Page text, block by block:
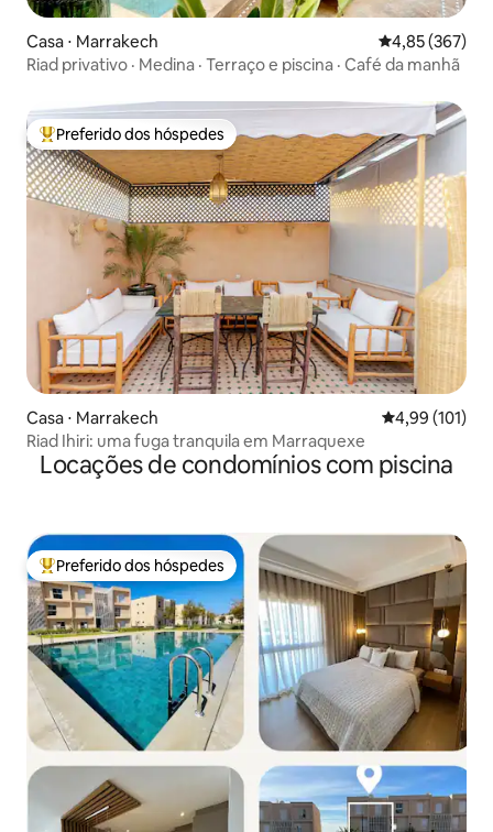
Casa ⋅ Marrakech 4,85 de uma
4,85 (367)
Riad privativo · Medina · Terraço e piscina · Café da manhã
Entre os melhores preferidos dos hóspedes
Preferido dos hóspedes
Casa ⋅ Marrakech 4,99 de uma
4,99 (101)
Riad Ihiri: uma fuga tranquila em Marraquexe
Locações de condomínios com piscina
Entre os melhores preferidos dos hóspedes
Preferido dos hóspedes